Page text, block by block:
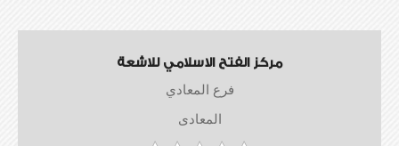
مركز الفتح الاسلامي للاشعة
فرع المعادي
المعادى